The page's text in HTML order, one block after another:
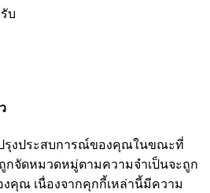
บ
รุงประสบการณ์ของคุณในขณะที่
กจัดหมวดหมู่ตามความจำเป็นจะถูก
งคุณ เนื่องจากคุกกี้เหล่านี้มีความ